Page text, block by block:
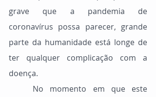
grave que a pandemia de
coronavírus possa parecer, grande
parte da humanidade está longe de
ter qualquer complicação com a
doença.